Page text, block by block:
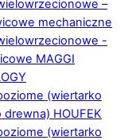
–
mechaniczne
-
MAGGI
(wiertarko
drewna) HOUFEK
(wiertarko